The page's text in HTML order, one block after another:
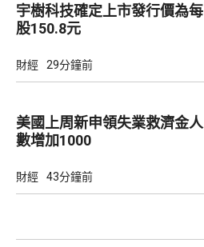
宇樹科技確定上市發行價為每
股150.8元
財經 29分鐘前
美國上周新申領失業救濟金人
數增加1000
財經 43分鐘前